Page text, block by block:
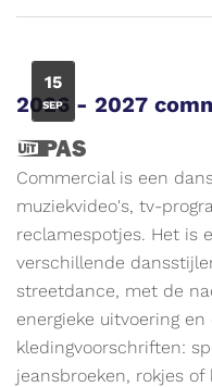
DI15
SEP
2026 - 2027
Dit
is
een
UiTPAS
evenement.
Commercial is een
muziekvideo's, tv-
reclamespotjes. Het is
verschillende
streetdance, met de
energieke uitvoering
kledingvoorschriften:
jeansbroeken, rokjes of